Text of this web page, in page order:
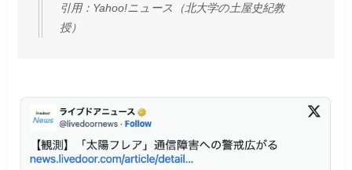
引用：Yahoo!ニュース（北大学の土屋史紀教
授）